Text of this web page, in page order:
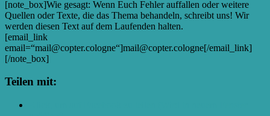
[note_box]Wie gesagt: Wenn Euch Fehler auffallen oder weitere
Quellen oder Texte, die das Thema behandeln, schreibt uns! Wir
werden diesen Text auf dem Laufenden halten.
[email_link
email=“mail@copter.cologne“]mail@copter.cologne[/email_link]
[/note_box]
Teilen mit: